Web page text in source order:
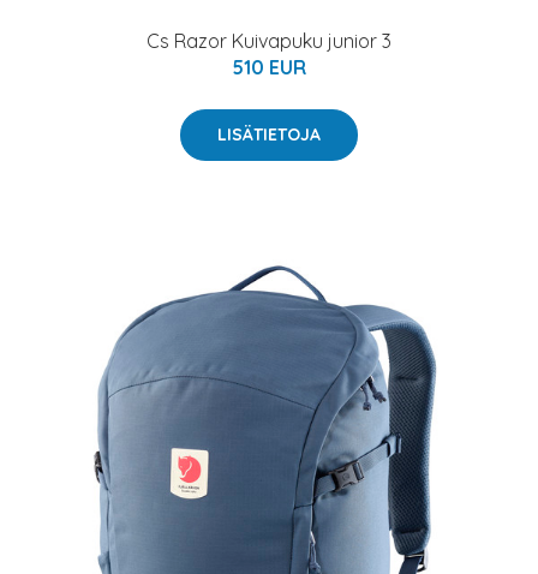
Cs Razor Kuivapuku junior 3
510 EUR
LISÄTIETOJA